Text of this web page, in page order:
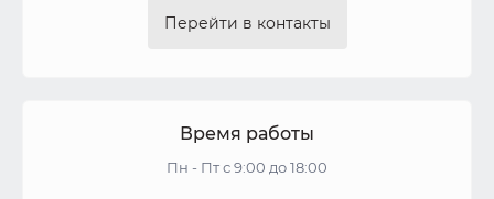
Перейти в контакты
Время работы
Пн - Пт с 9:00 до 18:00